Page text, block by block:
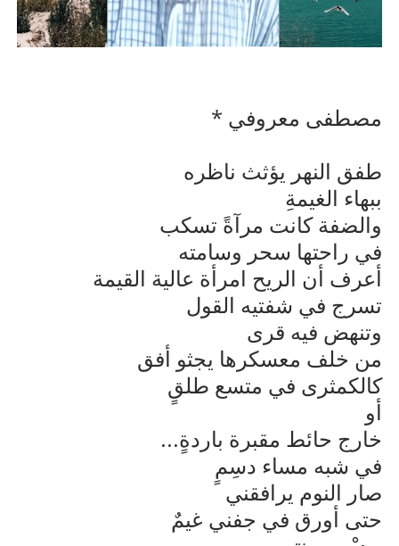
مصطفى معروفي *
طفق النهر يؤثث ناظره
ببهاء الغيمةِ
والضفة كانت مرآةً تسكب
في راحتها سحر وسامته
أعرف أن الريح امرأة عالية القيمة
تسرج في شفتيه القول
وتنهض فيه قرى
من خلف معسكرها يجثو أفق
كالكمثرى في متسع طلقٍ
أو
خارج حائط مقبرة باردةٍ...
في شبه مساء دسِمٍ
صار النوم يرافقني
حتى أورق في جفني غيمٌ